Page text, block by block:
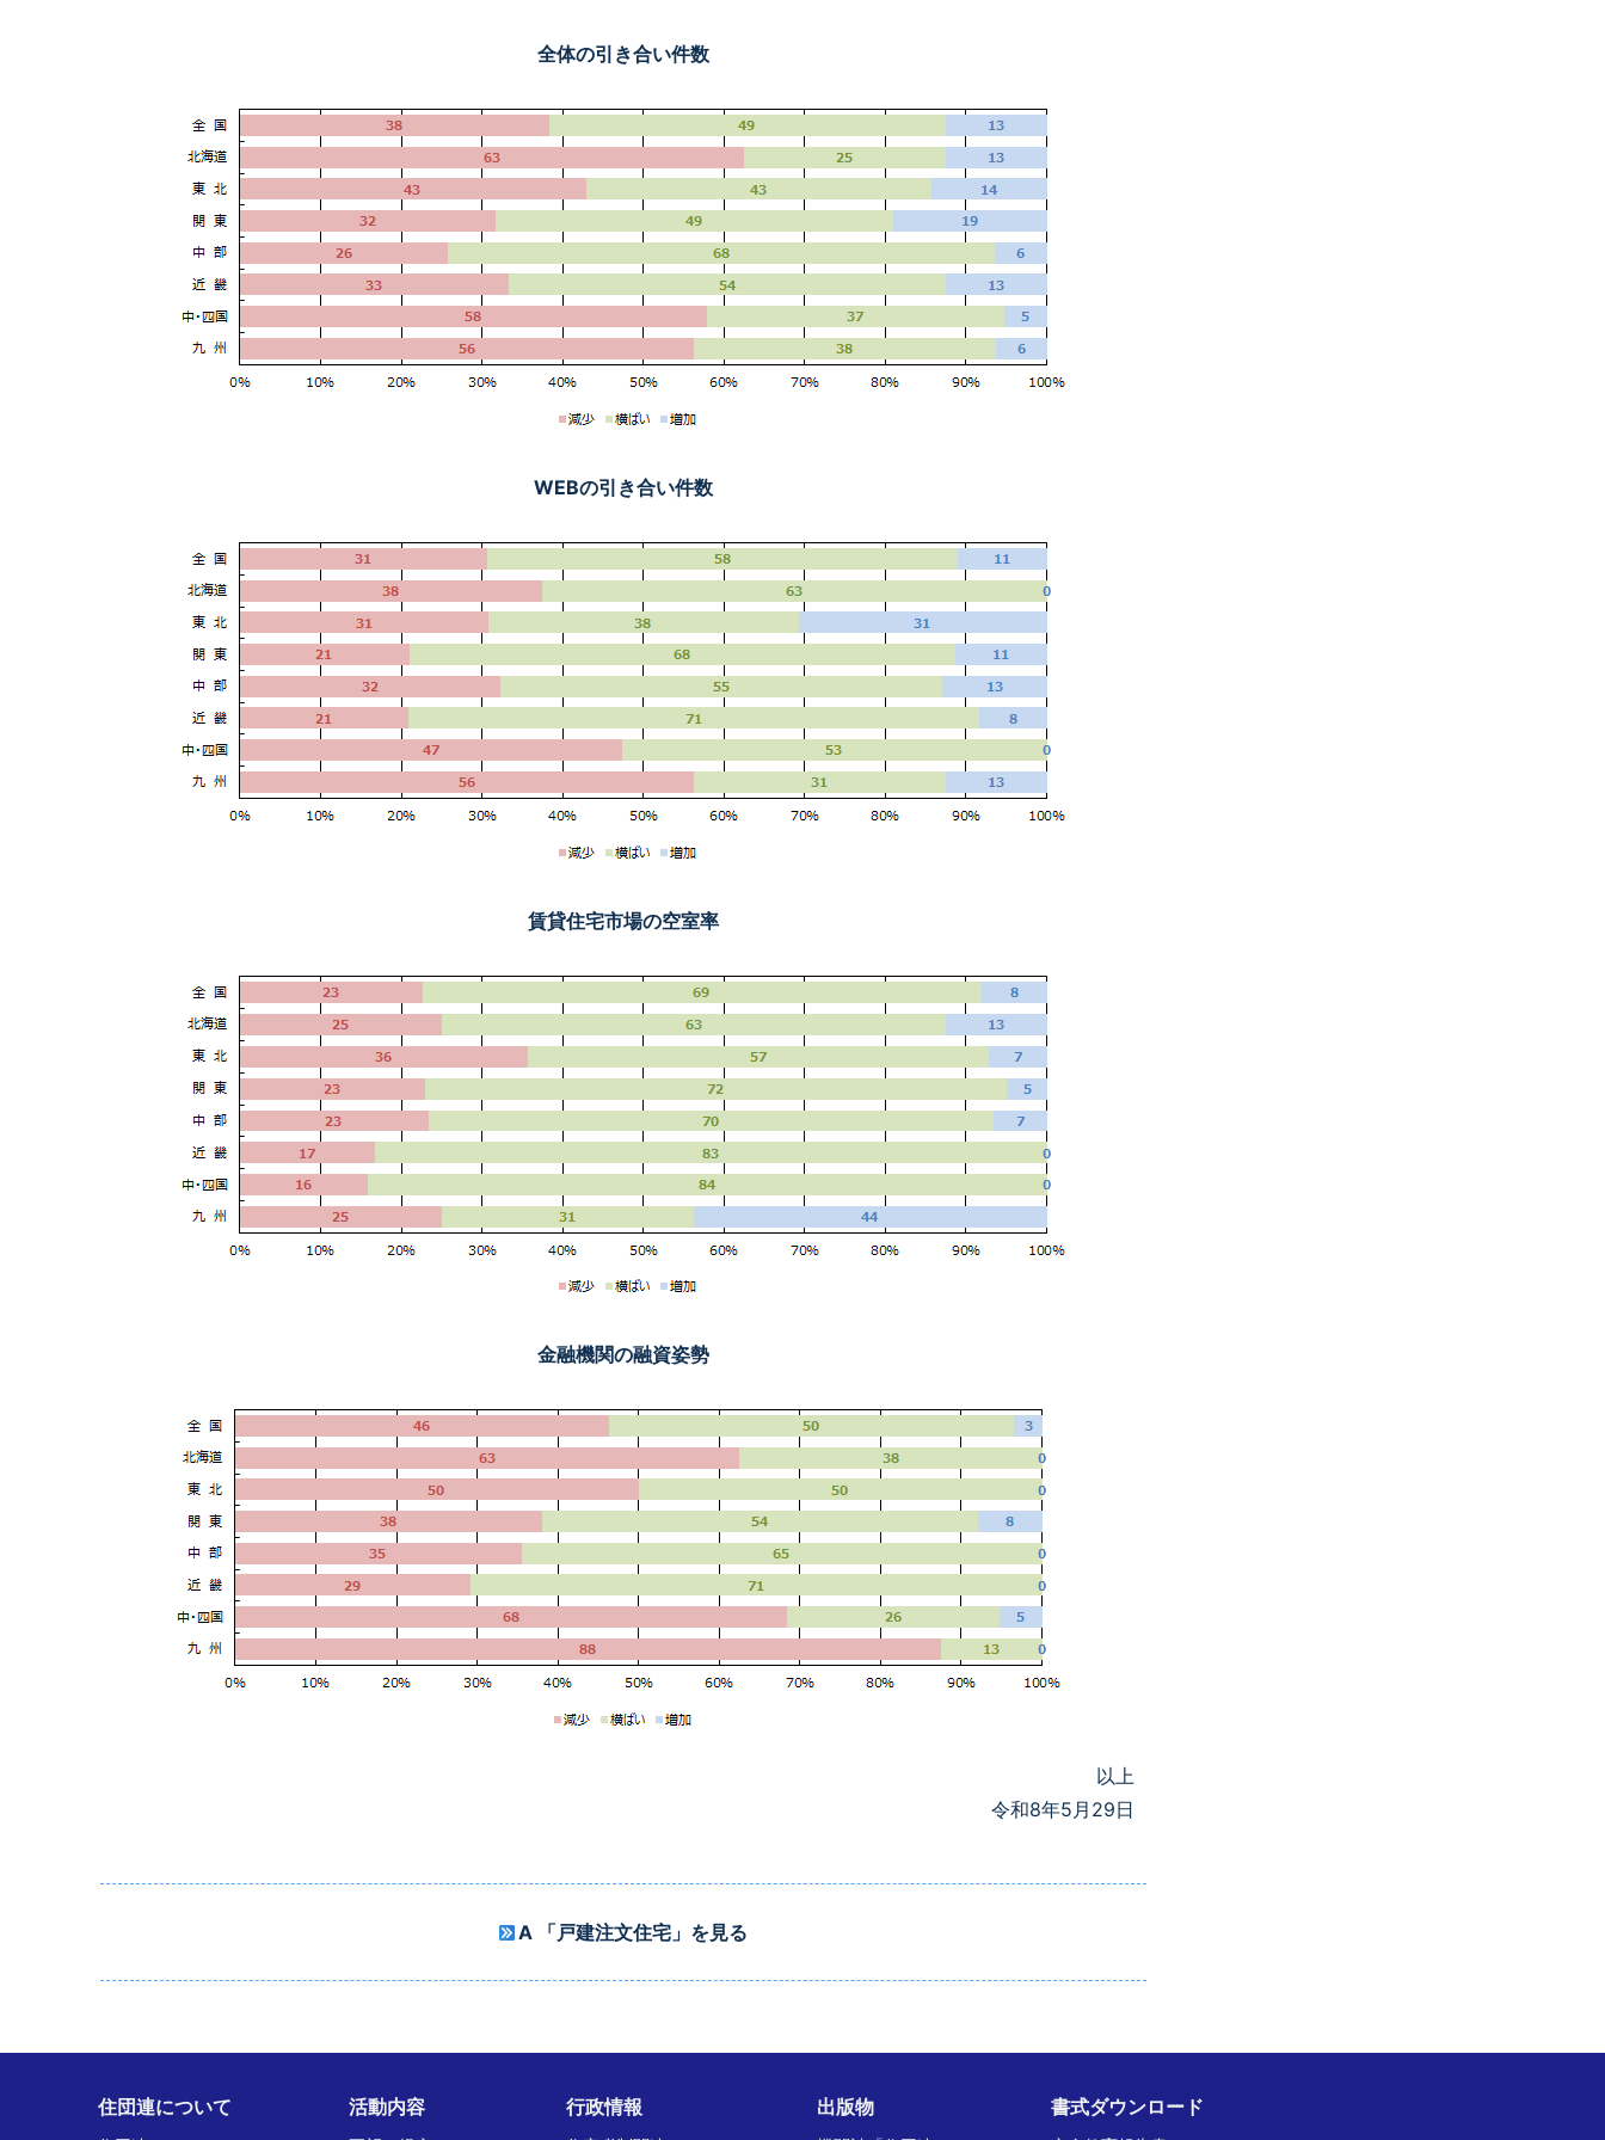
全体の引き合い件数
WEBの引き合い件数
賃貸住宅市場の空室率
金融機関の融資姿勢
以上
令和8年5月29日
A 「戸建注文住宅」を見る
住団連について 活動内容 行政情報 出版物 書式ダウンロード